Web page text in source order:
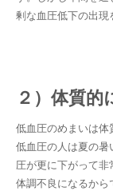
剰な血圧低下の出現
２）体質的
低血圧のめまいは体
低血圧の人は夏の暑
圧が更に下がって
体調不良になるから